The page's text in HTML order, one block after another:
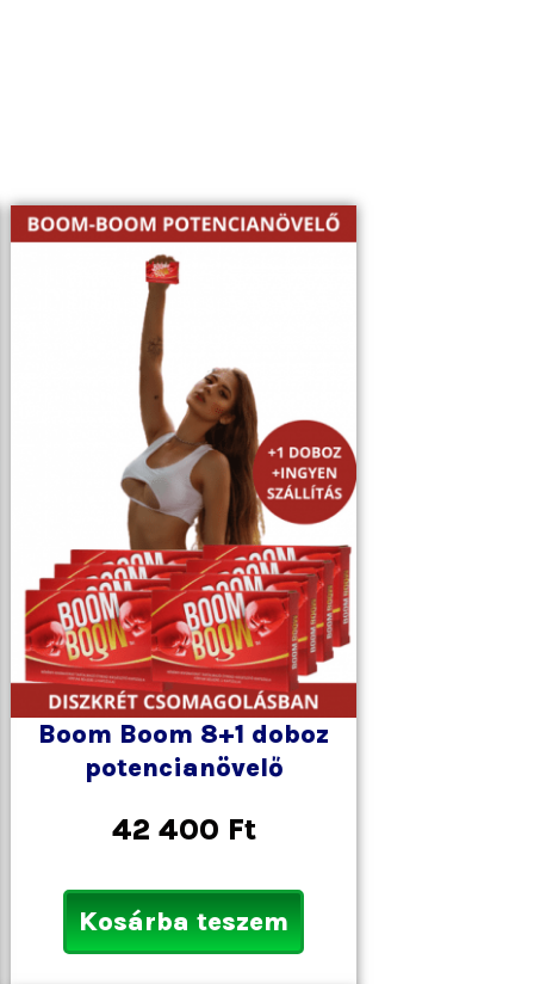
Boom Boom 8+1 doboz
potencianövelő
42 400 Ft
Kosárba teszem